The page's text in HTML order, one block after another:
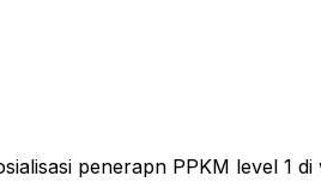
penerapn PPKM level 1